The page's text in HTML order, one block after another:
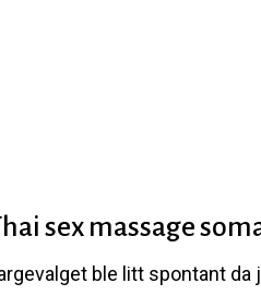
sex massage
ble litt spontant